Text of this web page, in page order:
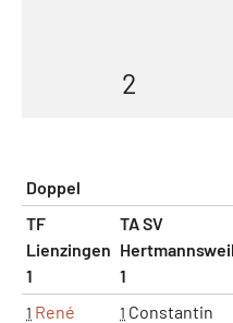
2
Doppel
TF
Lienzingen
1
TA SV
1
1 René
1 Constantin